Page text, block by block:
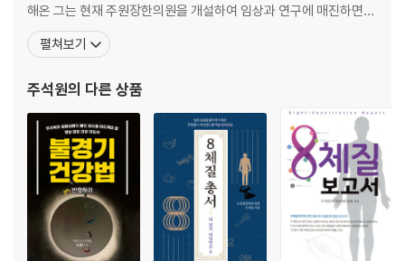
에필로그 517
찾아보기 520
해온 그는 현재 주원장한의원을 개설하여 임상과 연구에 매진하면서
체질섭생연구원을 부설하여 대중건강 운동에 전념하고 있다. 저서로
8체질의학을 과학적 체계로 규명한 『8체질 의학의 원리』(통나무, 2
의 체질은 무엇인가?』가 있다. 저자는 한의원에
펼쳐보기
주석원의 다른 상품